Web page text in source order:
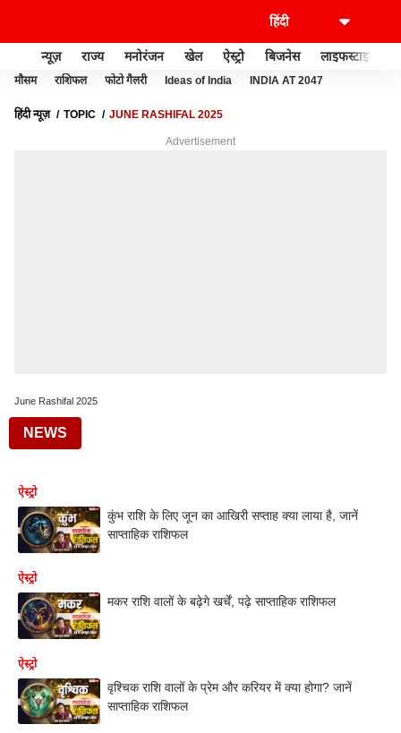
न्यूज़ राज्य मनोरंजन खेल ऐस्ट्रो बिजनेस लाइफस्टाइल
मौसम राशिफल फोटो गैलरी Ideas of India INDIA AT 2047
हिंदी न्यूज़ TOPIC JUNE RASHIFAL 2025
Advertisement
June Rashifal 2025
NEWS
ऐस्ट्रो
कुंभ राशि के लिए जून का आखिरी सप्ताह क्या लाया है, जानें
साप्ताहिक राशिफल
ऐस्ट्रो
मकर राशि वालों के बढ़ेगे खर्चें, पढ़े साप्ताहिक राशिफल
ऐस्ट्रो
वृश्चिक राशि वालों के प्रेम और करियर में क्या होगा? जानें
साप्ताहिक राशिफल